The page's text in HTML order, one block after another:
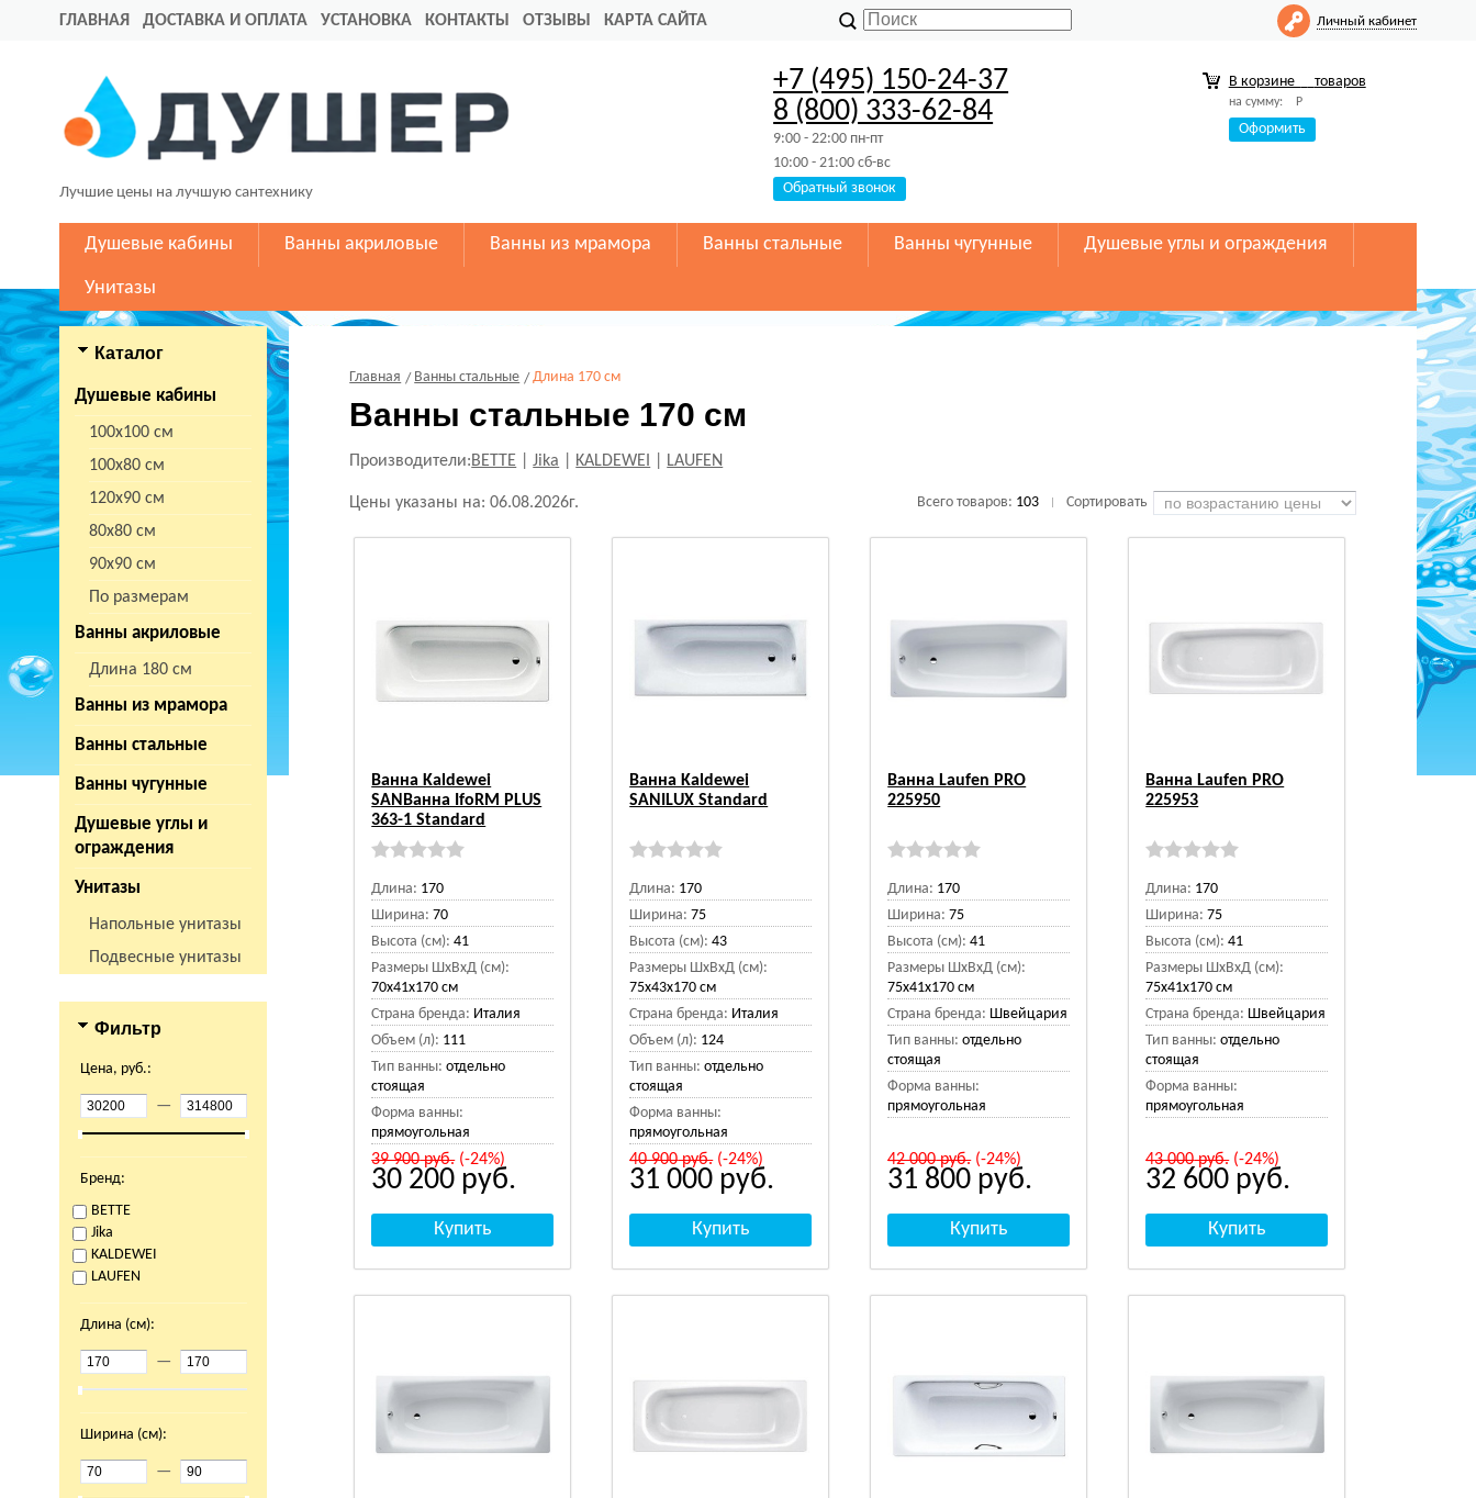
ГЛАВНАЯ ДОСТАВКА И ОПЛАТА УСТАНОВКА КОНТАКТЫ ОТЗЫВЫ КАРТА САЙТА Личный кабинет
Лучшие цены на лучшую сантехнику
+7 (495) 150-24-37
8 (800) 333-62-84
9:00 - 22:00 пн-пт
10:00 - 21:00 сб-вс
Обратный звонок
В корзине товаров
на сумму: Р
Оформить
Душевые кабины Ванны акриловые Ванны из мрамора Ванны стальные Ванны чугунные Душевые углы и ограждения
Унитазы
Каталог
Душевые кабины
100х100 см
100х80 см
120х90 см
80х80 см
90х90 см
По размерам
Ванны акриловые
Длина 180 см
Ванны из мрамора
Ванны стальные
Ванны чугунные
Душевые углы и
ограждения
Унитазы
Напольные унитазы
Подвесные унитазы
Фильтр
Цена, руб.:
—
Бренд:
BETTE
Jika
KALDEWEI
LAUFEN
Длина (см):
—
Ширина (см):
—
Главная Ванны стальные Длина 170 см
Ванны стальные 170 см
Производители:BETTE |Jika KALDEWEI LAUFEN
Цены указаны на:06.08.2026г. Всего товаров: 103 Сортировать
Ванна Kaldewei
SANВанна IfoRM PLUS
363-1 Standard
Длина: 170
Ширина: 70
Высота (см): 41
Размеры ШхВхД (см):
70x41x170 см
Страна бренда: Италия
Объем (л): 111
Тип ванны: отдельно
стоящая
Форма ванны:
прямоугольная
39 900руб.(-24%)
30 200 руб.
Ванна Kaldewei
SANILUX Standard
Длина: 170
Ширина: 75
Высота (см): 43
Размеры ШхВхД (см):
75x43x170 см
Страна бренда: Италия
Объем (л): 124
Тип ванны: отдельно
стоящая
Форма ванны:
прямоугольная
40 900руб.(-24%)
31 000 руб.
Ванна Laufen PRO
225950
Длина: 170
Ширина: 75
Высота (см): 41
Размеры ШхВхД (см):
75x41x170 см
Страна бренда: Швейцария
Тип ванны: отдельно
стоящая
Форма ванны:
прямоугольная
42 000руб.(-24%)
31 800 руб.
Ванна Laufen PRO
225953
Длина: 170
Ширина: 75
Высота (см): 41
Размеры ШхВхД (см):
75x41x170 см
Страна бренда: Швейцария
Тип ванны: отдельно
стоящая
Форма ванны:
прямоугольная
43 000руб.(-24%)
32 600 руб.